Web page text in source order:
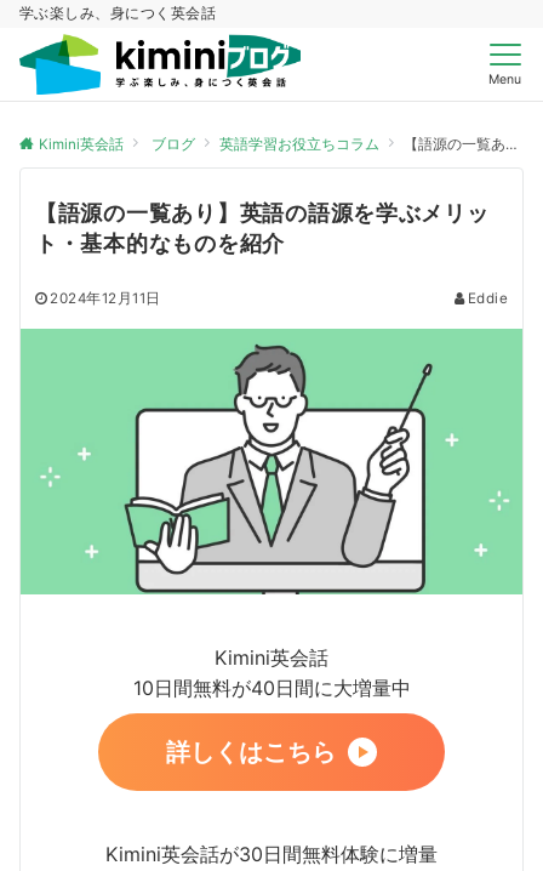
学ぶ楽しみ、身につく英会話
Menu
Kimini英会話 ブログ 英語学習お役立ちコラム 【語源の一覧あり】英語の語源を学ぶメリット・基本的なものを紹介
【語源の一覧あり】英語の語源を学ぶメリッ
ト・基本的なものを紹介
2024年12月11日 Eddie
Kimini英会話
10日間無料が40日間に大増量中
詳しくはこちら
Kimini英会話が30日間無料体験に増量